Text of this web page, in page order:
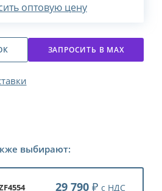
оптовую цену
ЗАПРОСИТЬ В МАХ
выбирают:
29 790 ₽ с НДС